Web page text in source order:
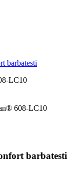
barbatesti
barbatesti